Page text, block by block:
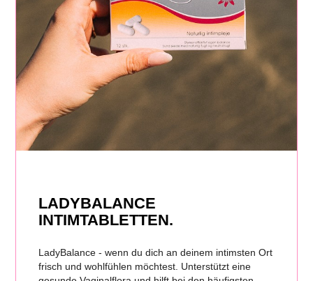
LADYBALANCE
INTIMTABLETTEN.
LadyBalance - wenn du dich an deinem intimsten Ort
frisch und wohlfühlen möchtest. Unterstützt eine